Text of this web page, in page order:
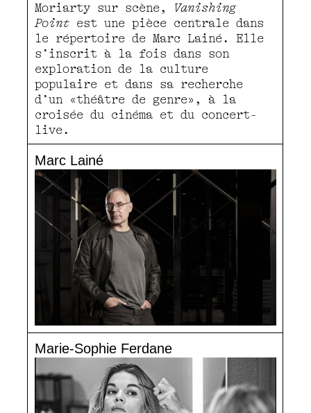
Moriarty sur scène, Vanishing
Point est une pièce centrale dans
le répertoire de Marc Lainé. Elle
s’inscrit à la fois dans son
exploration de la culture
populaire et dans sa recherche
d’un «théâtre de genre», à la
croisée du cinéma et du concert-
live.
Marc Lainé
Marie-Sophie Ferdane